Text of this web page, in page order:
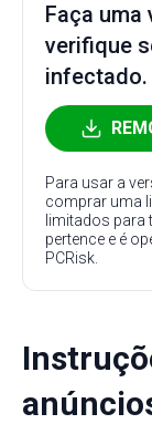
Faça
verifique
infectado.
Para usar a
comprar uma
limitados para
pertence e é
PCRisk.